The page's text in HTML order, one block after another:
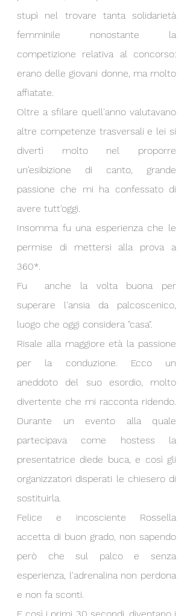
stupì nel trovare tanta solidarietà
femminile nonostante la
competizione relativa al concorso:
erano delle giovani donne, ma molto
affiatate.
Oltre a sfilare quell'anno valutavano
altre competenze trasversali e lei si
divertì molto nel proporre
un'esibizione di canto, grande
passione che mi ha confessato di
avere tutt'oggi.
Insomma fu una esperienza che le
permise di mettersi alla prova a
360*.
Fu  anche la volta buona per
superare l'ansia da palcoscenico,
luogo che oggi considera "casa".
Risale alla maggiore età la passione
per la conduzione. Ecco un
aneddoto del suo esordio, molto
divertente che mi racconta ridendo.
Durante un evento alla quale
partecipava come hostess la
presentatrice diede buca, e così gli
organizzatori disperati le chiesero di
sostituirla.
Felice e incosciente Rossella
accetta di buon grado, non sapendo
però che sul palco e senza
esperienza, l'adrenalina non perdona
e non fa sconti.